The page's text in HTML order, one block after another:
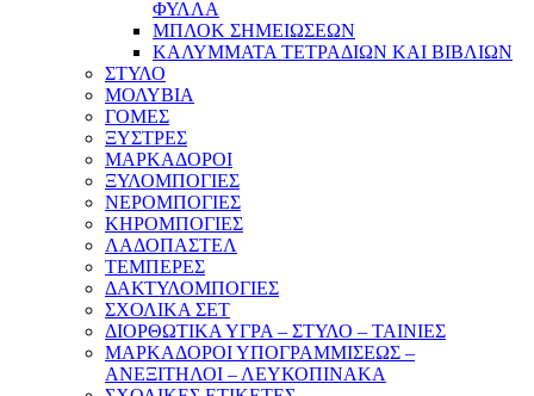
ΦΥΛΛΑ
ΜΠΛΟΚ ΣΗΜΕΙΩΣΕΩΝ
ΚΑΛΥΜΜΑΤΑ ΤΕΤΡΑΔΙΩΝ ΚΑΙ ΒΙΒΛΙΩΝ
ΣΤΥΛΟ
ΜΟΛΥΒΙΑ
ΓΟΜΕΣ
ΞΥΣΤΡΕΣ
ΜΑΡΚΑΔΟΡΟΙ
ΞΥΛΟΜΠΟΓΙΕΣ
ΝΕΡΟΜΠΟΓΙΕΣ
ΚΗΡΟΜΠΟΓΙΕΣ
ΛΑΔΟΠΑΣΤΕΛ
ΤΕΜΠΕΡΕΣ
ΔΑΚΤΥΛΟΜΠΟΓΙΕΣ
ΣΧΟΛΙΚΑ ΣΕΤ
ΔΙΟΡΘΩΤΙΚΑ ΥΓΡΑ – ΣΤΥΛΟ – ΤΑΙΝΙΕΣ
ΜΑΡΚΑΔΟΡΟΙ ΥΠΟΓΡΑΜΜΙΣΕΩΣ –
ΑΝΕΞΙΤΗΛΟΙ – ΛΕΥΚΟΠΙΝΑΚΑ